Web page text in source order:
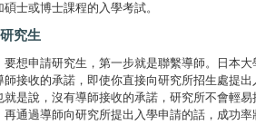
碩士或博士課程的入學考試。
究生
要想申請研究生，第一步就是聯繫導師。日本
師接收的承諾，即使你直接向研究所招生處提
就是說，沒有導師接收的承諾，研究所不會輕
再通過導師向研究所提出入學申請的話，成功率